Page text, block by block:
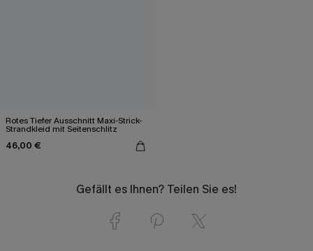
Rotes Tiefer Ausschnitt Maxi-Strick-
Strandkleid mit Seitenschlitz
46,00 €
Gefällt es Ihnen? Teilen Sie es!